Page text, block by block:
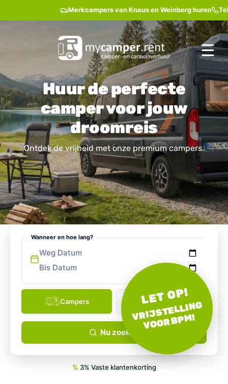
Merkcampers van Knaus en Weinberg huren Telefoon &
☰
Huur de perfecte
camper voor jouw
droomreis
Ontdek de vrijheid met onze premium campers.
Wanneer en hoe lang?
Weg Datum
Bis Datum
Nu zoeken
% 3% Vaste klantenkorting
LET OP!
VRIJSTELLING
VOOR BPM!